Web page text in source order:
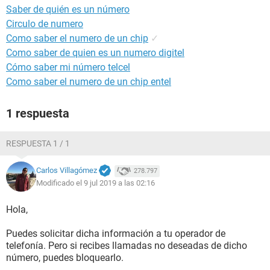
Saber de quién es un número
Circulo de numero
Como saber el numero de un chip ✓
Como saber de quien es un numero digitel
Cómo saber mi número telcel
Como saber el numero de un chip entel
1 respuesta
RESPUESTA 1 / 1
Carlos Villagómez 278.797
Modificado el 9 jul 2019 a las 02:16
Hola,
Puedes solicitar dicha información a tu operador de
telefonía. Pero si recibes llamadas no deseadas de dicho
número, puedes bloquearlo.